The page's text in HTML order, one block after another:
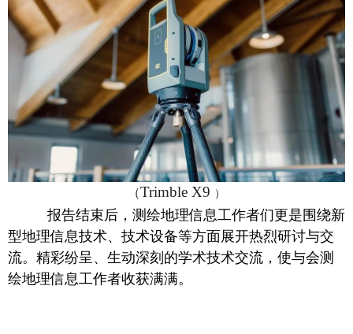
（Trimble X9 ）
报告结束后，测绘地理信息工作者们更是围绕新
型地理信息技术、技术设备等方面展开热烈研讨与交
流。精彩纷呈、生动深刻的学术技术交流，使与会测
绘地理信息工作者收获满满。